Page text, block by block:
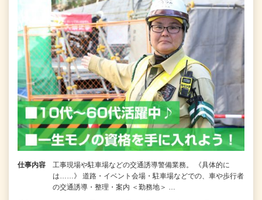
仕事内容
工事現場や駐車場などの交通誘導警備業務。 《具体的に
は……》 道路・イベント会場・駐車場などでの、車や歩行者
の交通誘導・整理・案内 ＜勤務地＞ …